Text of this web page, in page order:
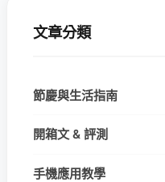
文章分類
節慶與生活指南
開箱文 & 評測
手機應用教學